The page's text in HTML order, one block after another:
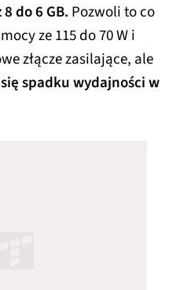
do 6 GB. Pozwoli to co
ze 115 do 70 W i
złącze zasilające, ale
spadku wydajności w